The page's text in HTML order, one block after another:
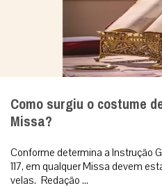
Como surgiu o costume
Missa?
Conforme determina a Instrução
117, em qualquer Missa devem
velas. Redação ...